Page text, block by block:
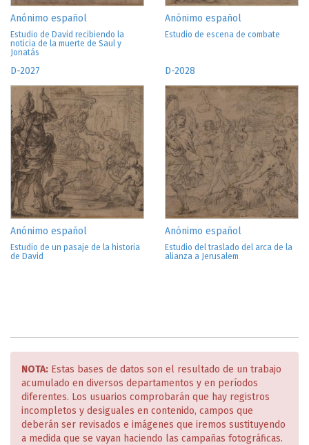
Anónimo español
Estudio de David recibiendo la
noticia de la muerte de Saul y
Jonatás
Anónimo español
Estudio de escena de combate
D-2027
Anónimo español
Estudio de un pasaje de la historia
de David
D-2028
Anónimo español
Estudio del traslado del arca de la
alianza a Jerusalem
NOTA: Estas bases de datos son el resultado de un trabajo
acumulado en diversos departamentos y en períodos
diferentes. Los usuarios comprobarán que hay registros
incompletos y desiguales en contenido, campos que
deberán ser revisados e imágenes que iremos sustituyendo
a medida que se vayan haciendo las campañas fotográficas.